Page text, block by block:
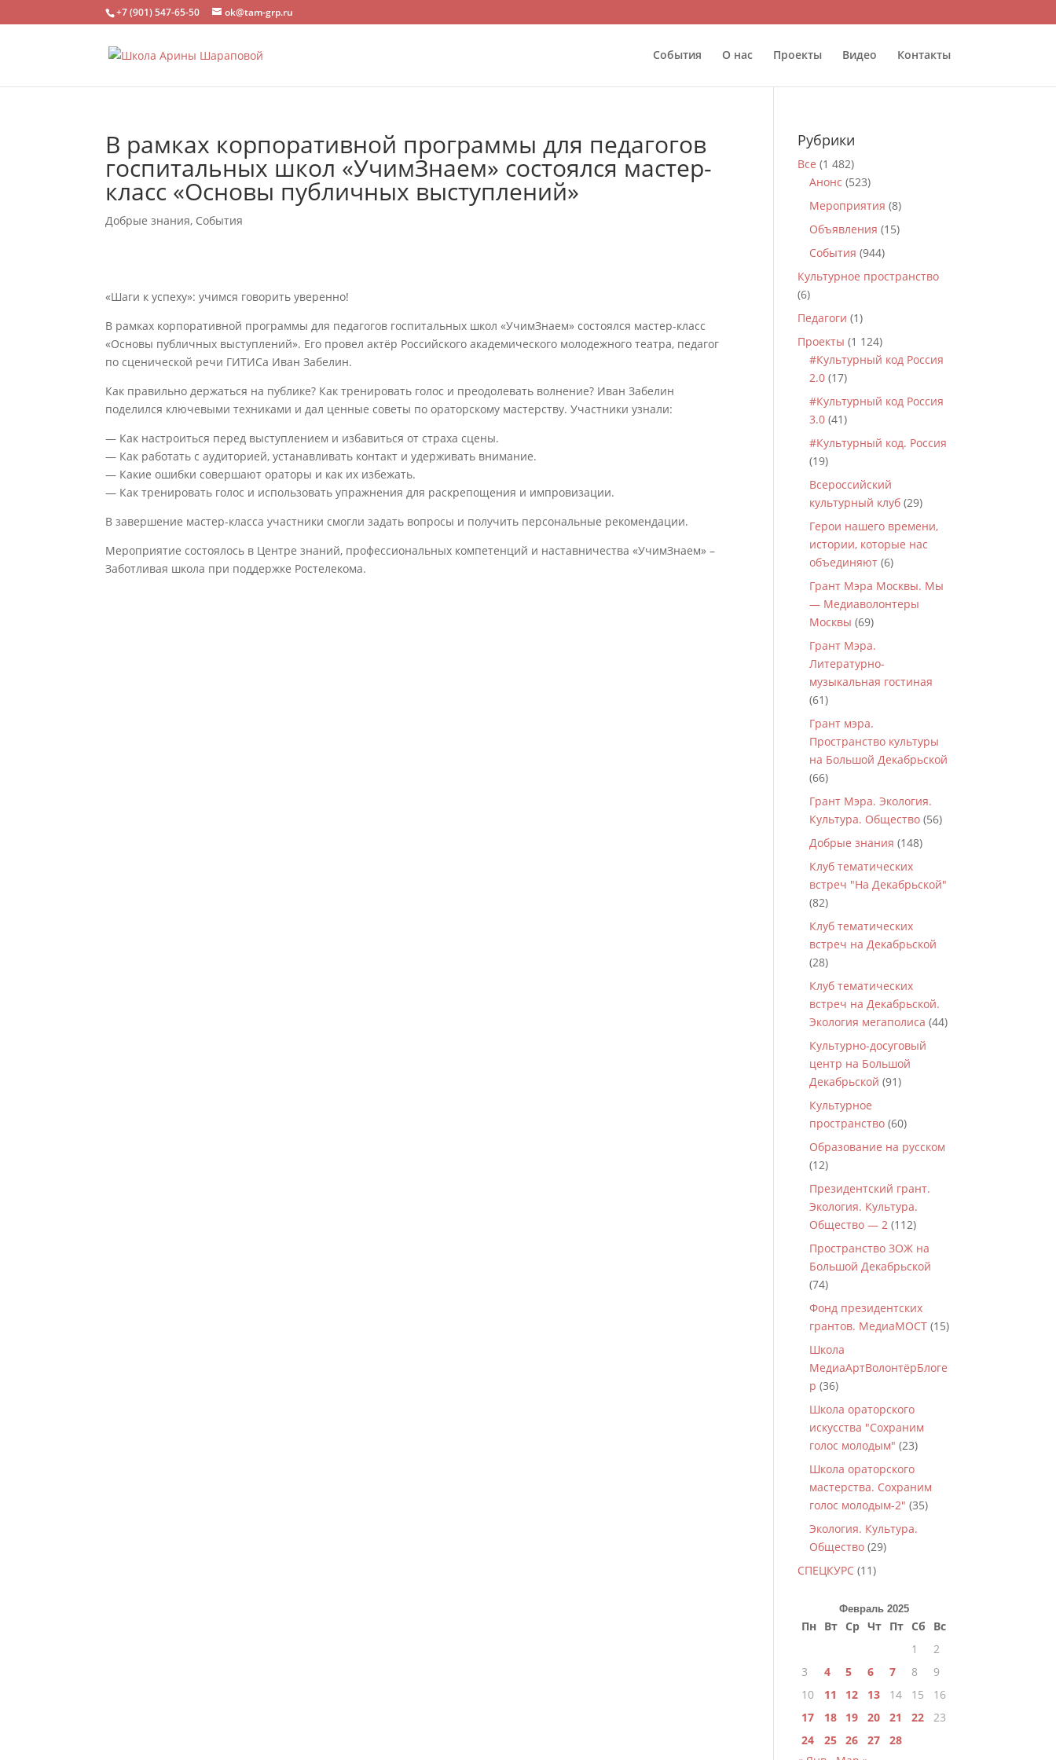
+7 (901) 547-65-50 ok@tam-grp.ru
События О нас Проекты Видео Контакты
В рамках корпоративной программы для педагогов
госпитальных школ «УчимЗнаем» состоялся мастер-
класс «Основы публичных выступлений»
Добрые знания, События
«Шаги к успеху»: учимся говорить уверенно!
В рамках корпоративной программы для педагогов госпитальных школ «УчимЗнаем» состоялся мастер-класс
«Основы публичных выступлений». Его провел актёр Российского академического молодежного театра, педагог
по сценической речи ГИТИСа Иван Забелин.
Как правильно держаться на публике? Как тренировать голос и преодолевать волнение? Иван Забелин
поделился ключевыми техниками и дал ценные советы по ораторскому мастерству. Участники узнали:
— Как настроиться перед выступлением и избавиться от страха сцены.
— Как работать с аудиторией, устанавливать контакт и удерживать внимание.
— Какие ошибки совершают ораторы и как их избежать.
— Как тренировать голос и использовать упражнения для раскрепощения и импровизации.
В завершение мастер-класса участники смогли задать вопросы и получить персональные рекомендации.
Мероприятие состоялось в Центре знаний, профессиональных компетенций и наставничества «УчимЗнаем» –
Заботливая школа при поддержке Ростелекома.
Рубрики
Все (1 482)
Анонс (523)
Мероприятия (8)
Объявления (15)
События (944)
Культурное пространство
(6)
Педагоги (1)
Проекты (1 124)
#Культурный код Россия
2.0 (17)
#Культурный код Россия
3.0 (41)
#Культурный код. Россия
(19)
Всероссийский
культурный клуб (29)
Герои нашего времени,
истории, которые нас
объединяют (6)
Грант Мэра Москвы. Мы
— Медиаволонтеры
Москвы (69)
Грант Мэра.
Литературно-
музыкальная гостиная
(61)
Грант мэра.
Пространство культуры
на Большой Декабрьской
(66)
Грант Мэра. Экология.
Культура. Общество (56)
Добрые знания (148)
Клуб тематических
встреч "На Декабрьской"
(82)
Клуб тематических
встреч на Декабрьской
(28)
Клуб тематических
встреч на Декабрьской.
Экология мегаполиса (44)
Культурно-досуговый
центр на Большой
Декабрьской (91)
Культурное
пространство (60)
Образование на русском
(12)
Президентский грант.
Экология. Культура.
Общество — 2 (112)
Пространство ЗОЖ на
Большой Декабрьской
(74)
Фонд президентских
грантов. МедиаМОСТ (15)
Школа
МедиаАртВолонтёрБлоге
р (36)
Школа ораторского
искусства "Сохраним
голос молодым" (23)
Школа ораторского
мастерства. Сохраним
голос молодым-2" (35)
Экология. Культура.
Общество (29)
СПЕЦКУРС (11)
Февраль 2025
Пн Вт Ср Чт Пт Сб
Вс
1
2
3
4 5 6 7 8
9
10
11 12 13 14 15
16
17
18 19 20 21 22
23
24
25 26 27
28